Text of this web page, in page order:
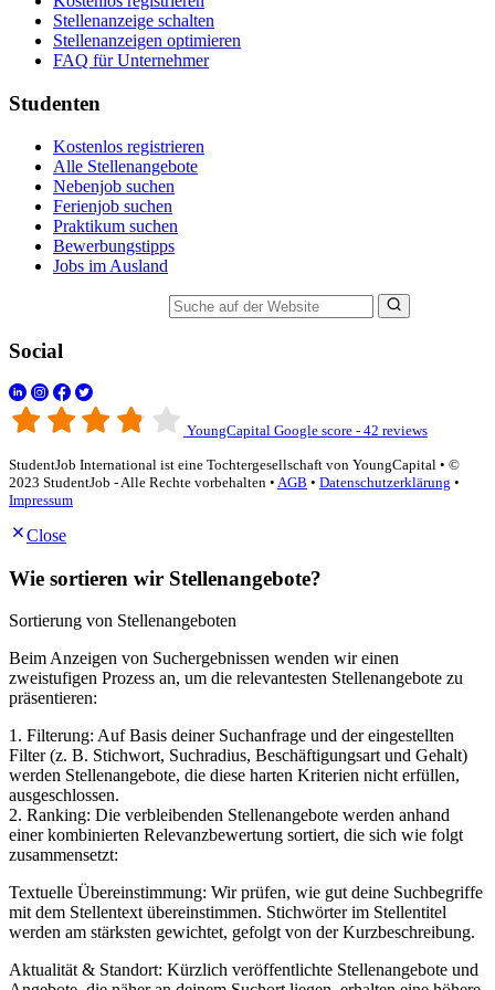
Stellenanzeige schalten
Stellenanzeigen optimieren
FAQ für Unternehmer
Studenten
Kostenlos registrieren
Alle Stellenangebote
Nebenjob suchen
Ferienjob suchen
Praktikum suchen
Bewerbungstipps
Jobs im Ausland
Social
YoungCapital Google score - 42 reviews
StudentJob International ist eine Tochtergesellschaft von YoungCapital • ©
2023 StudentJob - Alle Rechte vorbehalten • AGB • Datenschutzerklärung •
Impressum
Close
Wie sortieren wir Stellenangebote?
Sortierung von Stellenangeboten
Beim Anzeigen von Suchergebnissen wenden wir einen
zweistufigen Prozess an, um die relevantesten Stellenangebote zu
präsentieren:
1. Filterung: Auf Basis deiner Suchanfrage und der eingestellten
Filter (z. B. Stichwort, Suchradius, Beschäftigungsart und Gehalt)
werden Stellenangebote, die diese harten Kriterien nicht erfüllen,
ausgeschlossen.
2. Ranking: Die verbleibenden Stellenangebote werden anhand
einer kombinierten Relevanzbewertung sortiert, die sich wie folgt
zusammensetzt:
Textuelle Übereinstimmung: Wir prüfen, wie gut deine Suchbegriffe
mit dem Stellentext übereinstimmen. Stichwörter im Stellentitel
werden am stärksten gewichtet, gefolgt von der Kurzbeschreibung.
Aktualität & Standort: Kürzlich veröffentlichte Stellenangebote und